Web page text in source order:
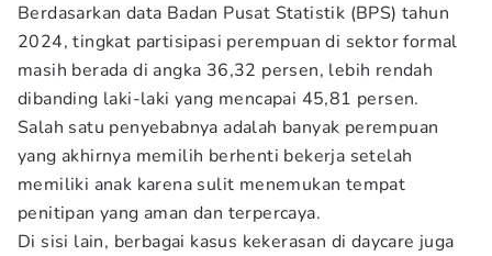
Berdasarkan data Badan Pusat Statistik (BPS) tahun
2024, tingkat partisipasi perempuan di sektor formal
masih berada di angka 36,32 persen, lebih rendah
dibanding laki-laki yang mencapai 45,81 persen.
Salah satu penyebabnya adalah banyak perempuan
yang akhirnya memilih berhenti bekerja setelah
memiliki anak karena sulit menemukan tempat
penitipan yang aman dan terpercaya.
Di sisi lain, berbagai kasus kekerasan di daycare juga